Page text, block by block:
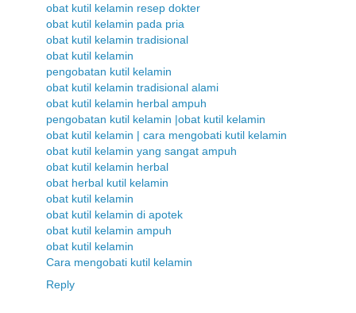
obat kutil kelamin resep dokter
obat kutil kelamin pada pria
obat kutil kelamin tradisional
obat kutil kelamin
pengobatan kutil kelamin
obat kutil kelamin tradisional alami
obat kutil kelamin herbal ampuh
pengobatan kutil kelamin |obat kutil kelamin
obat kutil kelamin | cara mengobati kutil kelamin
obat kutil kelamin yang sangat ampuh
obat kutil kelamin herbal
obat herbal kutil kelamin
obat kutil kelamin
obat kutil kelamin di apotek
obat kutil kelamin ampuh
obat kutil kelamin
Cara mengobati kutil kelamin
Reply